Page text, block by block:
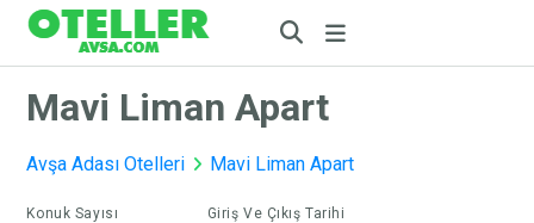
Mavi Liman Apart
Avşa Adası Otelleri Mavi Liman Apart
Konuk Sayısı Giriş Ve Çıkış Tarihi